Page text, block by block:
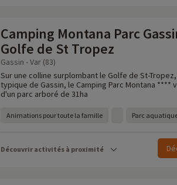
Camping Montana Parc
Golfe de St Tropez
Gassin - Var (83)
Sur une colline surplombant le Golfe de St-
typique de Gassin, le Camping Parc Montana ****
d'un parc arboré de 31ha
Animations pour toute la famille Parc
Découvrir activités à proximité